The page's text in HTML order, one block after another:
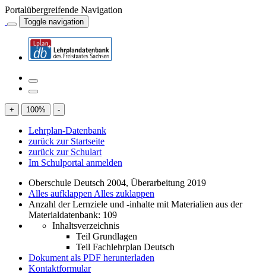
Portalübergreifende Navigation
Toggle navigation
+ 100% -
Lehrplan-Datenbank
zurück zur Startseite
zurück zur Schulart
Im Schulportal anmelden
Oberschule Deutsch 2004, Überarbeitung 2019
Alles aufklappen Alles zuklappen
Anzahl der Lernziele und -inhalte mit Materialien aus der
Materialdatenbank: 109
Inhaltsverzeichnis
Teil Grundlagen
Teil Fachlehrplan Deutsch
Dokument als PDF herunterladen
Kontaktformular